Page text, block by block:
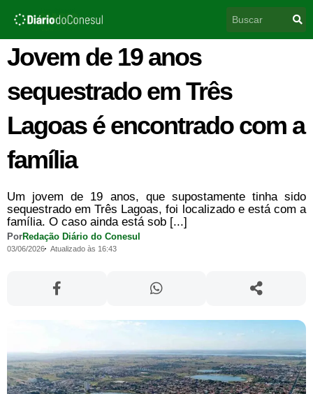
para
conteúdo
Jovem de 19 anos
sequestrado em Três
Lagoas é encontrado com a
família
Um jovem de 19 anos, que supostamente tinha sido
sequestrado em Três Lagoas, foi localizado e está com a
família. O caso ainda está sob [...]
PorRedação Diário do Conesul
03/06/2026 Atualizado às 16:43